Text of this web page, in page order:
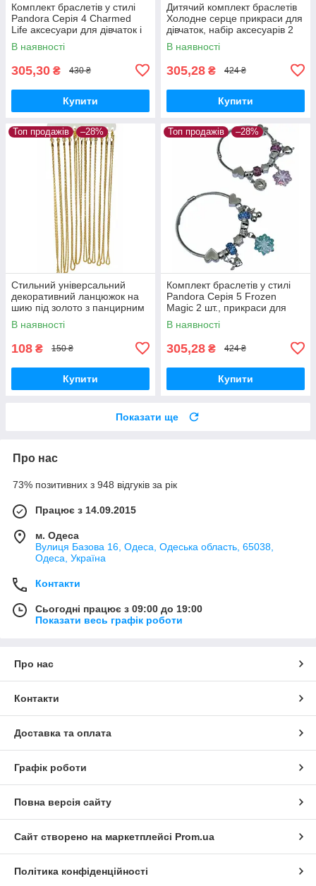
Комплект браслетів у стилі
Pandora Серія 4 Charmed
Life аксесуари для дівчаток і
жінок 2 шт.
В наявності
305,30 ₴ 430 ₴
Купити
Дитячий комплект браслетів
Холодне серце прикраси для
дівчаток, набір аксесуарів 2
шт.
В наявності
305,28 ₴ 424 ₴
Купити
Топ продажів –28%
Стильний універсальний
декоративний ланцюжок на
шию під золото з панцирним
плетінням, 43,5 см, 3 мм, 1
шт.
В наявності
108 ₴ 150 ₴
Купити
Топ продажів –28%
Комплект браслетів у стилі
Pandora Серія 5 Frozen
Magic 2 шт., прикраси для
дівчаток і жінок
В наявності
305,28 ₴ 424 ₴
Купити
Показати ще
Про нас
73% позитивних з 948 відгуків за рік
Працює з 14.09.2015
м. Одеса
Вулиця Базова 16, Одеса, Одеська область, 65038,
Одеса, Україна
Контакти
Сьогодні працює з 09:00 до 19:00
Показати весь графік роботи
Про нас
Контакти
Доставка та оплата
Графік роботи
Повна версія сайту
Сайт створено на маркетплейсі Prom.ua
Політика конфіденційності